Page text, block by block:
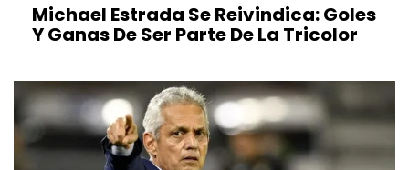
Michael Estrada Se Reivindica: Goles
Y Ganas De Ser Parte De La Tricolor